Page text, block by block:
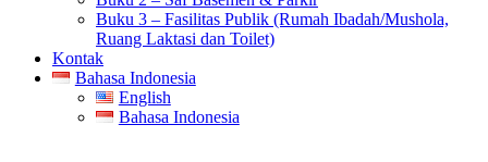
Buku 3 – Fasilitas Publik (Rumah Ibadah/Mushola,
Ruang Laktasi dan Toilet)
Kontak
Bahasa Indonesia
English
Bahasa Indonesia